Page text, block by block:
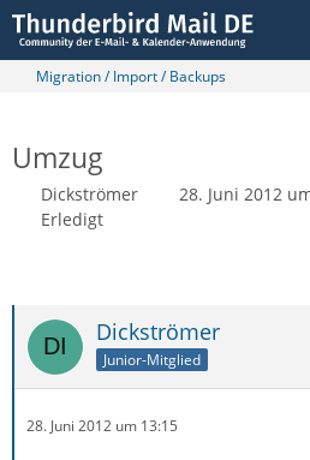
Migration / Import / Backups
Umzug
Dickströmer 28. Juni 2012
Erledigt
Dickströmer
Junior-Mitglied
28. Juni 2012 um 13:15